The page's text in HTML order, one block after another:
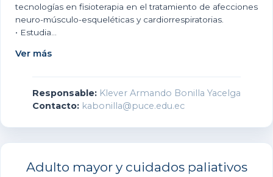
tecnologías en fisioterapia en el tratamiento de afecciones
neuro-músculo-esqueléticas y cardiorrespiratorias.
• Estudia...
Ver más
Responsable: Klever Armando Bonilla Yacelga
Contacto: kabonilla@puce.edu.ec
Adulto mayor y cuidados paliativos